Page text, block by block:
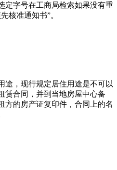
定字号在工商局检索如果没有重
核准通知书”。
途，现行规定居住用途是不可以
赁合同，并到当地房屋中心备
方的房产证复印件，合同上的名